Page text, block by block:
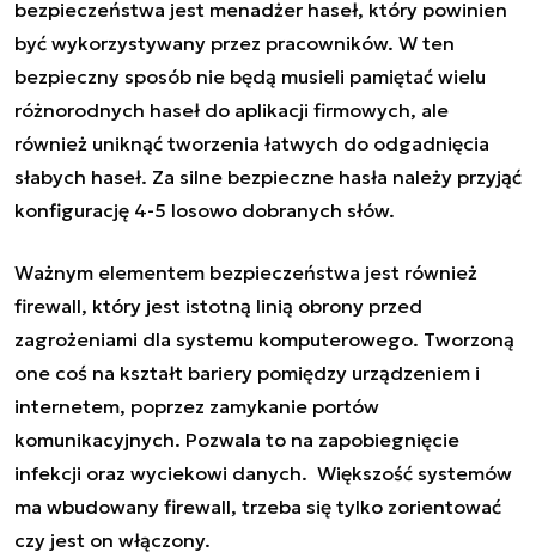
bezpieczeństwa jest menadżer haseł, który powinien
być wykorzystywany przez pracowników. W ten
bezpieczny sposób nie będą musieli pamiętać wielu
różnorodnych haseł do aplikacji firmowych, ale
również uniknąć tworzenia łatwych do odgadnięcia
słabych haseł. Za silne bezpieczne hasła należy przyjąć
konfigurację 4-5 losowo dobranych słów.
Ważnym elementem bezpieczeństwa jest również
firewall, który jest istotną linią obrony przed
zagrożeniami dla systemu komputerowego. Tworzoną
one coś na kształt bariery pomiędzy urządzeniem i
internetem, poprzez zamykanie portów
komunikacyjnych. Pozwala to na zapobiegnięcie
infekcji oraz wyciekowi danych. Większość systemów
ma wbudowany firewall, trzeba się tylko zorientować
czy jest on włączony.